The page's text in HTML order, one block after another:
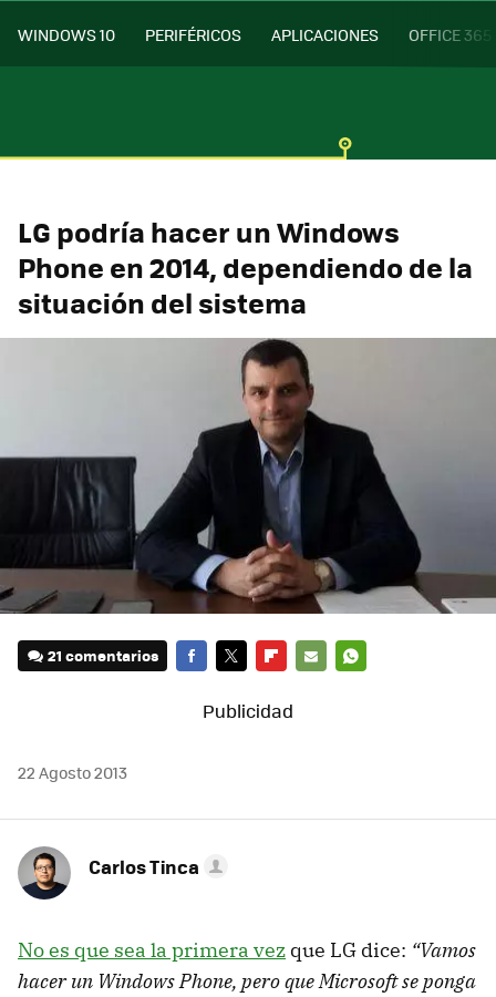
WINDOWS 10 PERIFÉRICOS APLICACIONES OFFICE 365
LG podría hacer un Windows
Phone en 2014, dependiendo de la
situación del sistema
21 comentarios
22 Agosto 2013
Carlos Tinca
No es que sea la primera vez que LG dice: “Vamos
hacer un Windows Phone, pero que Microsoft se ponga